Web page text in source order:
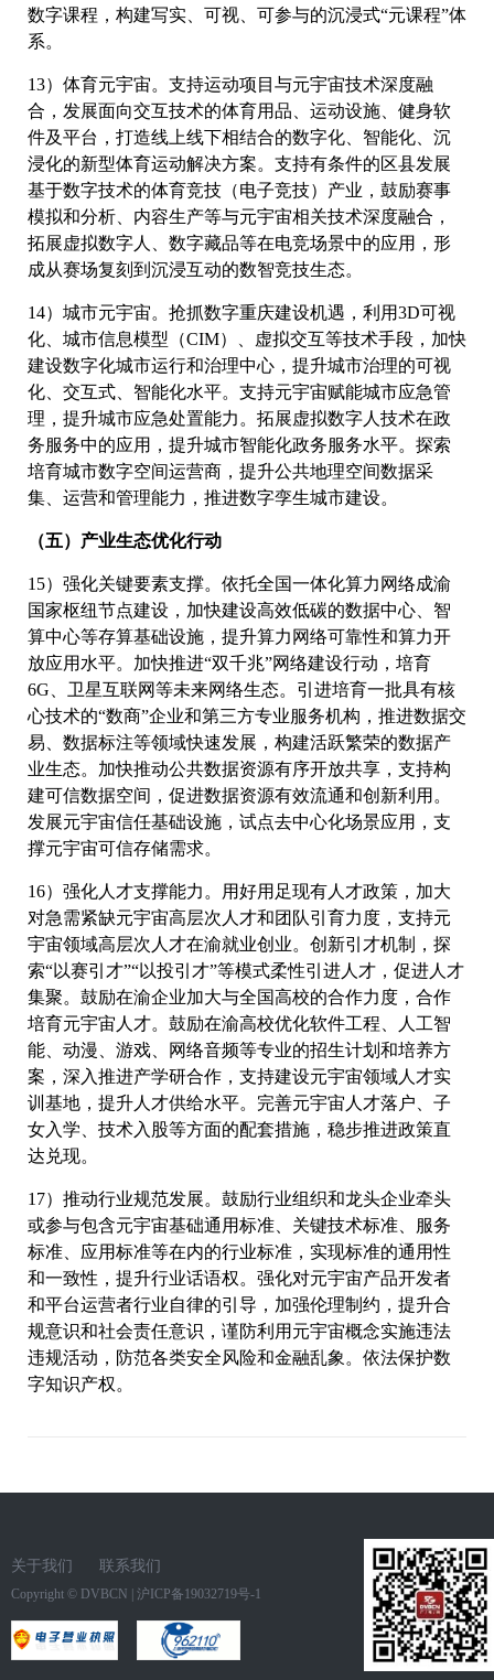
数字课程，构建写实、可视、可参与的沉浸式“元课程”体
系。
13）体育元宇宙。支持运动项目与元宇宙技术深度融
合，发展面向交互技术的体育用品、运动设施、健身软
件及平台，打造线上线下相结合的数字化、智能化、沉
浸化的新型体育运动解决方案。支持有条件的区县发展
基于数字技术的体育竞技（电子竞技）产业，鼓励赛事
模拟和分析、内容生产等与元宇宙相关技术深度融合，
拓展虚拟数字人、数字藏品等在电竞场景中的应用，形
成从赛场复刻到沉浸互动的数智竞技生态。
14）城市元宇宙。抢抓数字重庆建设机遇，利用3D可视
化、城市信息模型（CIM）、虚拟交互等技术手段，加快
建设数字化城市运行和治理中心，提升城市治理的可视
化、交互式、智能化水平。支持元宇宙赋能城市应急管
理，提升城市应急处置能力。拓展虚拟数字人技术在政
务服务中的应用，提升城市智能化政务服务水平。探索
培育城市数字空间运营商，提升公共地理空间数据采
集、运营和管理能力，推进数字孪生城市建设。
（五）产业生态优化行动
15）强化关键要素支撑。依托全国一体化算力网络成渝
国家枢纽节点建设，加快建设高效低碳的数据中心、智
算中心等存算基础设施，提升算力网络可靠性和算力开
放应用水平。加快推进“双千兆”网络建设行动，培育
6G、卫星互联网等未来网络生态。引进培育一批具有核
心技术的“数商”企业和第三方专业服务机构，推进数据交
易、数据标注等领域快速发展，构建活跃繁荣的数据产
业生态。加快推动公共数据资源有序开放共享，支持构
建可信数据空间，促进数据资源有效流通和创新利用。
发展元宇宙信任基础设施，试点去中心化场景应用，支
撑元宇宙可信存储需求。
16）强化人才支撑能力。用好用足现有人才政策，加大
对急需紧缺元宇宙高层次人才和团队引育力度，支持元
宇宙领域高层次人才在渝就业创业。创新引才机制，探
索“以赛引才”“以投引才”等模式柔性引进人才，促进人才
集聚。鼓励在渝企业加大与全国高校的合作力度，合作
培育元宇宙人才。鼓励在渝高校优化软件工程、人工智
能、动漫、游戏、网络音频等专业的招生计划和培养方
案，深入推进产学研合作，支持建设元宇宙领域人才实
训基地，提升人才供给水平。完善元宇宙人才落户、子
女入学、技术入股等方面的配套措施，稳步推进政策直
达兑现。
17）推动行业规范发展。鼓励行业组织和龙头企业牵头
或参与包含元宇宙基础通用标准、关键技术标准、服务
标准、应用标准等在内的行业标准，实现标准的通用性
和一致性，提升行业话语权。强化对元宇宙产品开发者
和平台运营者行业自律的引导，加强伦理制约，提升合
规意识和社会责任意识，谨防利用元宇宙概念实施违法
违规活动，防范各类安全风险和金融乱象。依法保护数
字知识产权。
关于我们 联系我们
Copyright © DVBCN 沪ICP备19032719号-1